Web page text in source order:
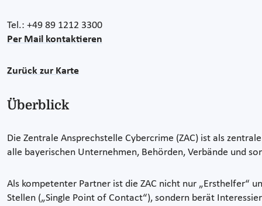
Tel.: +49 89 1212 3300
Per Mail kontaktieren
Zurück zur Karte
Überblick
Die Zentrale Ansprechstelle Cybercrime (ZAC) ist als
alle bayerischen Unternehmen, Behörden, Verbände und
Als kompetenter Partner ist die ZAC nicht nur „Ersthelfer“
Stellen („Single Point of Contact“), sondern berät